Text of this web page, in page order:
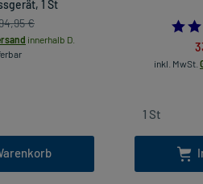
1 St
€
innerhalb D.
inkl. MwSt.